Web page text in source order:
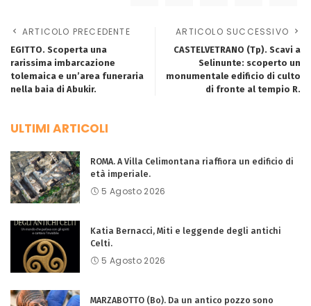
ARTICOLO PRECEDENTE
EGITTO. Scoperta una
rarissima imbarcazione
tolemaica e un’area funeraria
nella baia di Abukir.
ARTICOLO SUCCESSIVO
CASTELVETRANO (Tp). Scavi a
Selinunte: scoperto un
monumentale edificio di culto
di fronte al tempio R.
ULTIMI ARTICOLI
ROMA. A Villa Celimontana riaffiora un edificio di
età imperiale.
5 Agosto 2026
Katia Bernacci, Miti e leggende degli antichi
Celti.
5 Agosto 2026
MARZABOTTO (Bo). Da un antico pozzo sono